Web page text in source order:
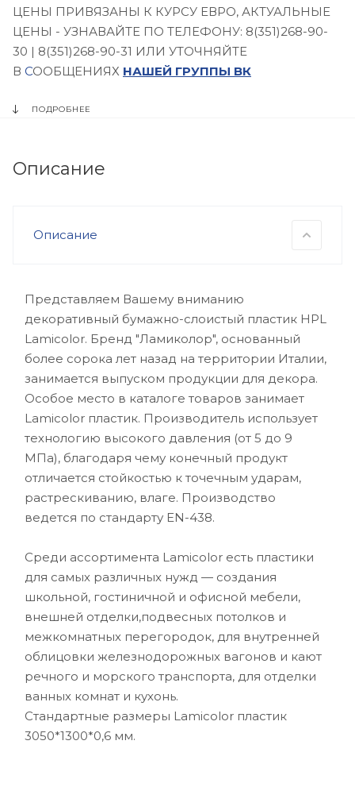
ЦЕНЫ ПРИВЯЗАНЫ К КУРСУ ЕВРО, АКТУАЛЬНЫЕ
ЦЕНЫ - УЗНАВАЙТЕ ПО ТЕЛЕФОНУ: 8(351)268-90-
30 | 8(351)268-90-31 ИЛИ УТОЧНЯЙТЕ
В СООБЩЕНИЯХ НАШЕЙ ГРУППЫ ВК
ПОДРОБНЕЕ
Описание
Описание
Представляем Вашему вниманию
декоративный бумажно-слоистый пластик HPL
Lamicolor. Бренд "Ламиколор", основанный
более сорока лет назад на территории Италии,
занимается выпуском продукции для декора.
Особое место в каталоге товаров занимает
Lamicolor пластик. Производитель использует
технологию высокого давления (от 5 до 9
МПа), благодаря чему конечный продукт
отличается стойкостью к точечным ударам,
растрескиванию, влаге. Производство
ведется по стандарту EN-438.
Среди ассортимента Lamicolor есть пластики
для самых различных нужд — создания
школьной, гостиничной и офисной мебели,
внешней отделки,подвесных потолков и
межкомнатных перегородок, для внутренней
облицовки железнодорожных вагонов и кают
речного и морского транспорта, для отделки
ванных комнат и кухонь.
Стандартные размеры Lamicolor пластик
3050*1300*0,6 мм.